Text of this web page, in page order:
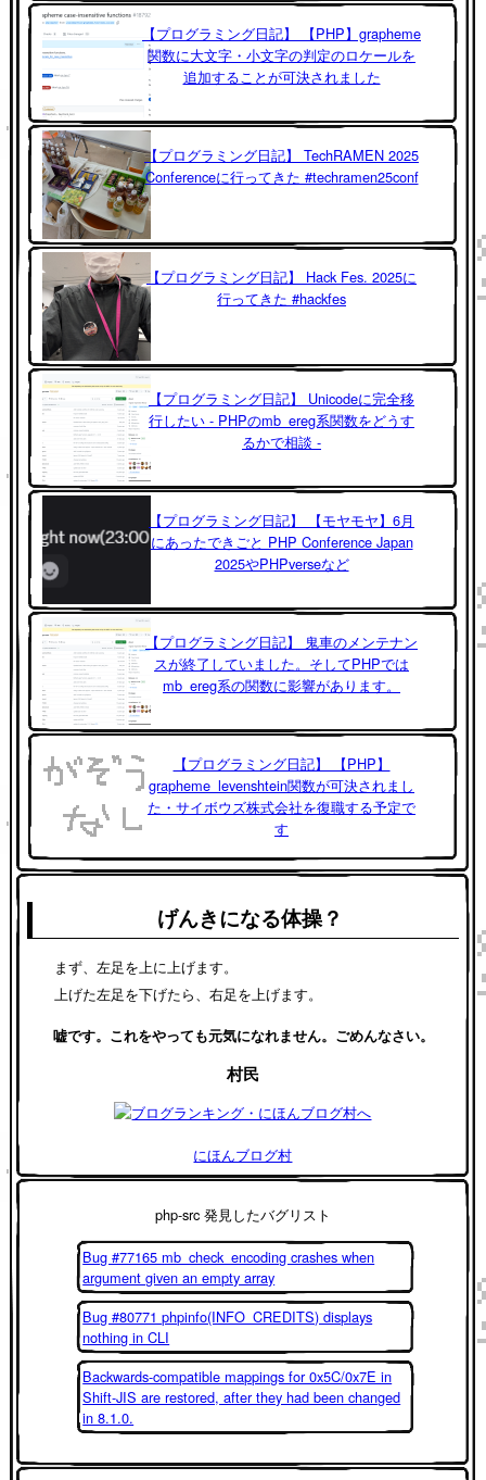
【プログラミング日記】 【PHP】grapheme
関数に大文字・小文字の判定のロケールを
追加することが可決されました
【プログラミング日記】 TechRAMEN 2025
Conferenceに行ってきた #techramen25conf
【プログラミング日記】 Hack Fes. 2025に
行ってきた #hackfes
【プログラミング日記】 Unicodeに完全移
行したい - PHPのmb_ereg系関数をどうす
るかで相談 -
【プログラミング日記】 【モヤモヤ】6月
にあったできごと PHP Conference Japan
2025やPHPverseなど
【プログラミング日記】 鬼車のメンテナン
スが終了していました。そしてPHPでは
mb_ereg系の関数に影響があります。
【プログラミング日記】 【PHP】
grapheme_levenshtein関数が可決されまし
た・サイボウズ株式会社を復職する予定で
す
げんきになる体操？
まず、左足を上に上げます。
上げた左足を下げたら、右足を上げます。
嘘です。これをやっても元気になれません。ごめんなさい。
村民
にほんブログ村
php-src 発見したバグリスト
Bug #77165 mb_check_encoding crashes when
argument given an empty array
Bug #80771 phpinfo(INFO_CREDITS) displays
nothing in CLI
Backwards-compatible mappings for 0x5C/0x7E in
Shift-JIS are restored, after they had been changed
in 8.1.0.